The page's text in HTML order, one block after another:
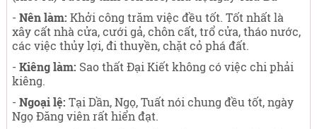
- Nên làm: Khởi công trăm việc đều tốt. Tốt nhất là
xây cất nhà cửa, cưới gả, chôn cất, trổ cửa, tháo nước,
các việc thủy lợi, đi thuyền, chặt cỏ phá đất.
- Kiêng làm: Sao thất Đại Kiết không có việc chi phải
kiêng.
- Ngoại lệ: Tại Dần, Ngọ, Tuất nói chung đều tốt, ngày
Ngọ Đăng viên rất hiển đạt.